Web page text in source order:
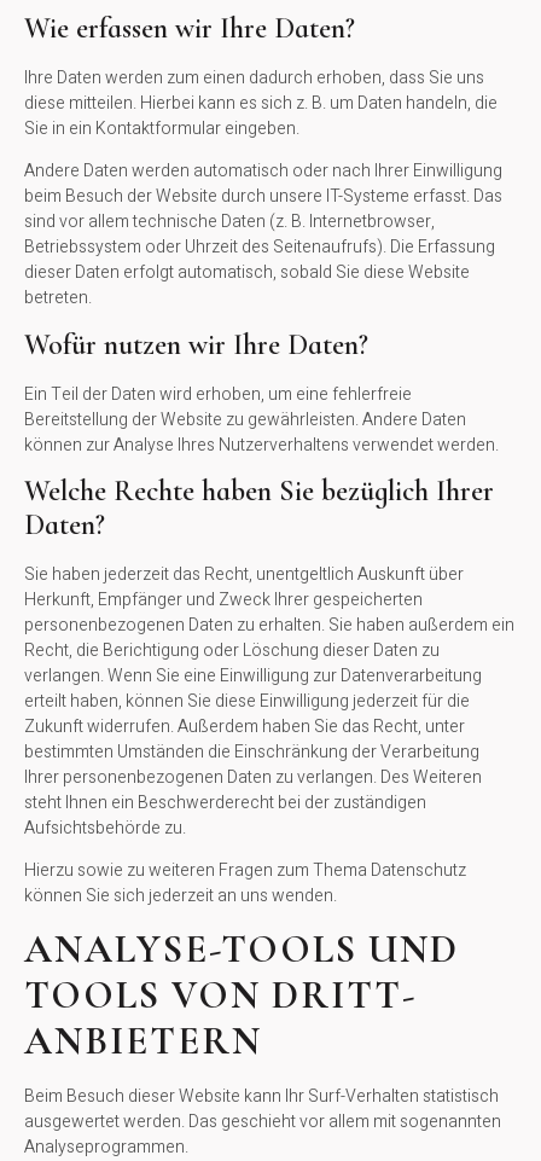
Wie erfassen wir Ihre Daten?
Ihre Daten werden zum einen dadurch erhoben, dass Sie uns
diese mitteilen. Hierbei kann es sich z. B. um Daten handeln, die
Sie in ein Kontaktformular eingeben.
Andere Daten werden automatisch oder nach Ihrer Einwilligung
beim Besuch der Website durch unsere IT-Systeme erfasst. Das
sind vor allem technische Daten (z. B. Internetbrowser,
Betriebssystem oder Uhrzeit des Seitenaufrufs). Die Erfassung
dieser Daten erfolgt automatisch, sobald Sie diese Website
betreten.
Wofür nutzen wir Ihre Daten?
Ein Teil der Daten wird erhoben, um eine fehlerfreie
Bereitstellung der Website zu gewährleisten. Andere Daten
können zur Analyse Ihres Nutzerverhaltens verwendet werden.
Welche Rechte haben Sie bezüglich Ihrer
Daten?
Sie haben jederzeit das Recht, unentgeltlich Auskunft über
Herkunft, Empfänger und Zweck Ihrer gespeicherten
personenbezogenen Daten zu erhalten. Sie haben außerdem ein
Recht, die Berichtigung oder Löschung dieser Daten zu
verlangen. Wenn Sie eine Einwilligung zur Datenverarbeitung
erteilt haben, können Sie diese Einwilligung jederzeit für die
Zukunft widerrufen. Außerdem haben Sie das Recht, unter
bestimmten Umständen die Einschränkung der Verarbeitung
Ihrer personenbezogenen Daten zu verlangen. Des Weiteren
steht Ihnen ein Beschwerderecht bei der zuständigen
Aufsichtsbehörde zu.
Hierzu sowie zu weiteren Fragen zum Thema Datenschutz
können Sie sich jederzeit an uns wenden.
ANALYSE-TOOLS UND
TOOLS VON DRITT­
ANBIETERN
Beim Besuch dieser Website kann Ihr Surf-Verhalten statistisch
ausgewertet werden. Das geschieht vor allem mit sogenannten
Analyseprogrammen.